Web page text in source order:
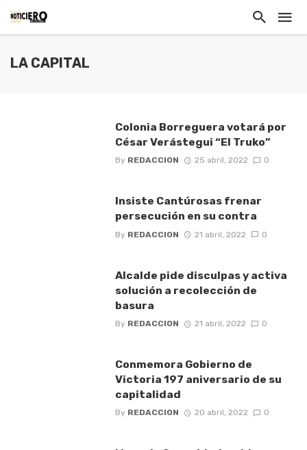
LA CAPITAL
Colonia Borreguera votará por
César Verástegui “El Truko”
By REDACCION 25 abril, 2022 0
Insiste Cantúrosas frenar
persecución en su contra
By REDACCION 21 abril, 2022 0
Alcalde pide disculpas y activa
solución a recolección de
basura
By REDACCION 21 abril, 2022 0
Conmemora Gobierno de
Victoria 197 aniversario de su
capitalidad
By REDACCION 20 abril, 2022 0